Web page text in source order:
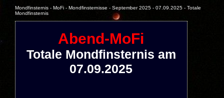
Mondfinsternis - MoFi - Mondfinsternisse - September 2025 - 07.09.2025 - Totale
Mondfinsternis
Abend-MoFi
Totale Mondfinsternis am
07.09.2025